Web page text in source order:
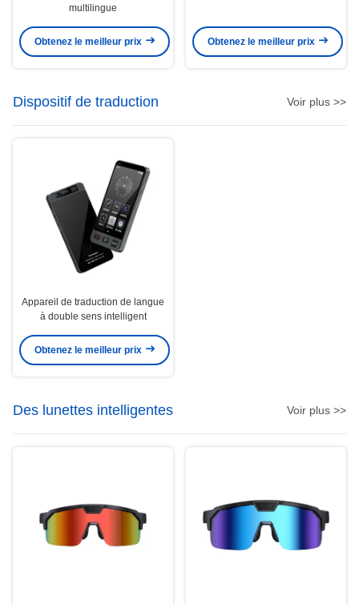
multilingue
Obtenez le meilleur prix Obtenez le meilleur prix
Dispositif de traduction Voir plus >>
Appareil de traduction de langue
à double sens intelligent
Obtenez le meilleur prix
Des lunettes intelligentes Voir plus >>